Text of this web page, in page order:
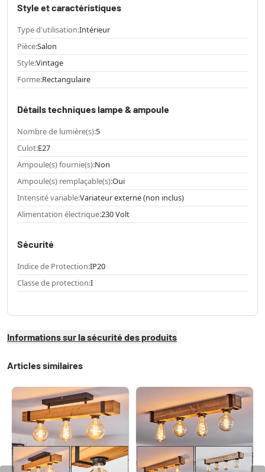
Style et caractéristiques
Type d'utilisation:Intérieur
Pièce:Salon
Style:Vintage
Forme:Rectangulaire
Détails techniques lampe & ampoule
Nombre de lumière(s):5
Culot:E27
Ampoule(s) fournie(s):Non
Ampoule(s) remplaçable(s):Oui
Intensité variable:Variateur externe (non inclus)
Alimentation électrique:230 Volt
Sécurité
Indice de Protection:IP20
Classe de protection:I
Informations sur la sécurité des produits
Articles similaires